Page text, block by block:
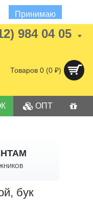
Принимаю
984 04 05
Товаров 0 (0 ₽)
ОПТ
бук